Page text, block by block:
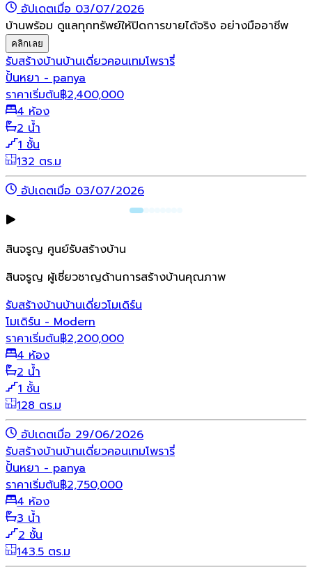
อัปเดตเมื่อ 03/07/2026
บ้านพร้อม ดูแลทุกทรัพย์ให้ปิดการขายได้จริง อย่างมืออาชีพ
คลิกเลย
รับสร้างบ้านบ้านเดี่ยวคอนเทมโพรารี่
ปั้นหยา - panya
ราคาเริ่มต้น฿2,400,000
4 ห้อง
2 น้ำ
1 ชั้น
132 ตร.ม
อัปเดตเมื่อ 03/07/2026
สินจรูญ ศูนย์รับสร้างบ้าน
สินจรูญ ผู้เชี่ยวชาญด้านการสร้างบ้านคุณภาพ
รับสร้างบ้านบ้านเดี่ยวโมเดิร์น
โมเดิร์น - Modern
ราคาเริ่มต้น฿2,200,000
4 ห้อง
2 น้ำ
1 ชั้น
128 ตร.ม
อัปเดตเมื่อ 29/06/2026
รับสร้างบ้านบ้านเดี่ยวคอนเทมโพรารี่
ปั้นหยา - panya
ราคาเริ่มต้น฿2,750,000
4 ห้อง
3 น้ำ
2 ชั้น
143.5 ตร.ม